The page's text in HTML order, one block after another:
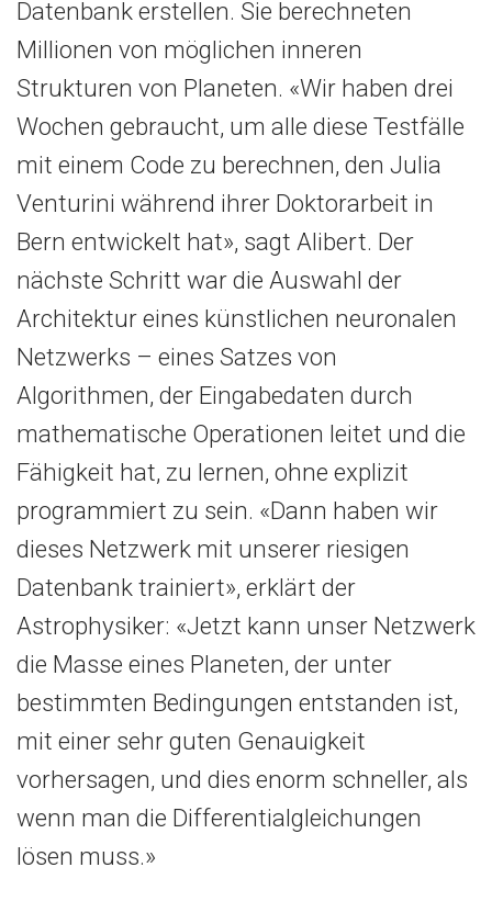
Datenbank erstellen. Sie berechneten
Millionen von möglichen inneren
Strukturen von Planeten. «Wir haben drei
Wochen gebraucht, um alle diese Testfälle
mit einem Code zu berechnen, den Julia
Venturini während ihrer Doktorarbeit in
Bern entwickelt hat», sagt Alibert. Der
nächste Schritt war die Auswahl der
Architektur eines künstlichen neuronalen
Netzwerks – eines Satzes von
Algorithmen, der Eingabedaten durch
mathematische Operationen leitet und die
Fähigkeit hat, zu lernen, ohne explizit
programmiert zu sein. «Dann haben wir
dieses Netzwerk mit unserer riesigen
Datenbank trainiert», erklärt der
Astrophysiker: «Jetzt kann unser Netzwerk
die Masse eines Planeten, der unter
bestimmten Bedingungen entstanden ist,
mit einer sehr guten Genauigkeit
vorhersagen, und dies enorm schneller, als
wenn man die Differentialgleichungen
lösen muss.»